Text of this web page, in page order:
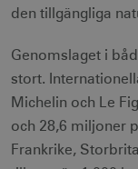
den tillgängliga
Genomslaget i
stort.
Michelin och Le
och 28,6 miljoner
Frankrike,